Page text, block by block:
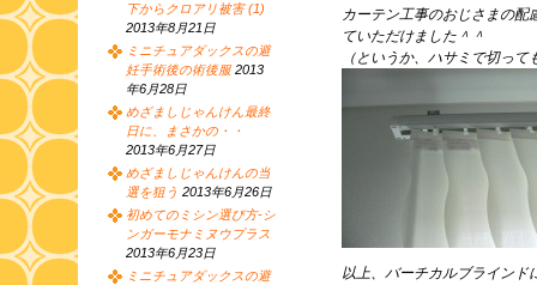
カーテン工事のおじさまの配
ていただけました＾＾
（というか、ハサミで切っ
以上、バーチカルブラインド
下からクロアリ被害 (1)
2013年8月21日
ミニチュアダックスの避
妊手術後の術後服 2013
年6月28日
めざましじゃんけん最終
日に、まさかの・・
2013年6月27日
めざましじゃんけんの当
選を狙う 2013年6月26日
初めてのミシン選び方-シ
ンガーモナミヌウプラス
2013年6月23日
ミニチュアダックスの避